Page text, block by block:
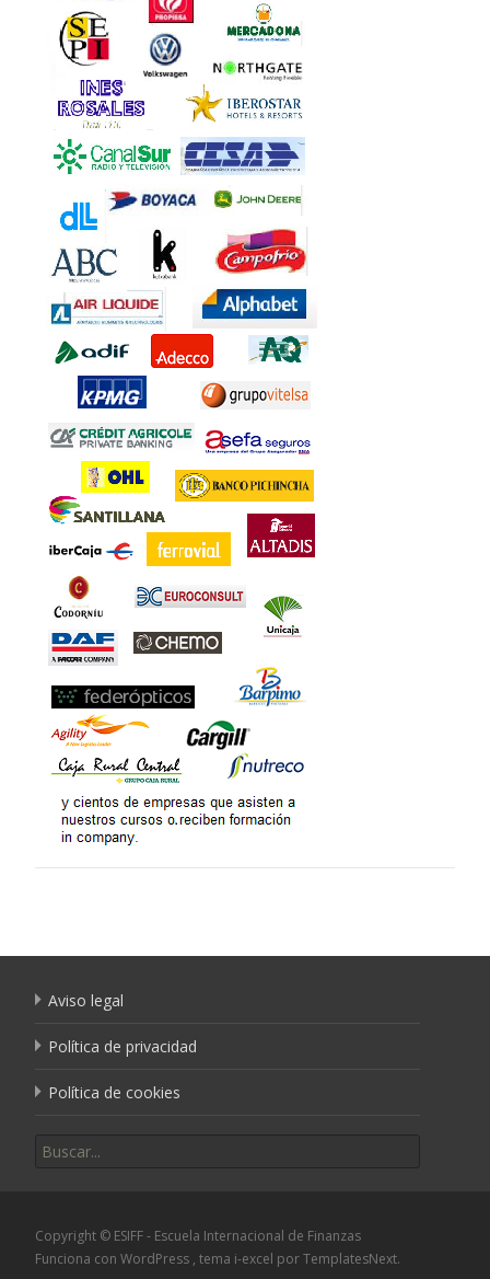
Aviso legal
Política de privacidad
Política de cookies
Copyright © ESIFF - Escuela Internacional de Finanzas
Funciona con WordPress , tema i-excel por TemplatesNext.